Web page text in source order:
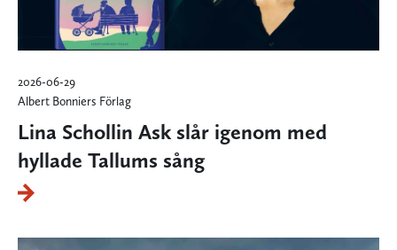
2026-06-29
Albert Bonniers Förlag
Lina Schollin Ask slår igenom med
hyllade Tallums sång